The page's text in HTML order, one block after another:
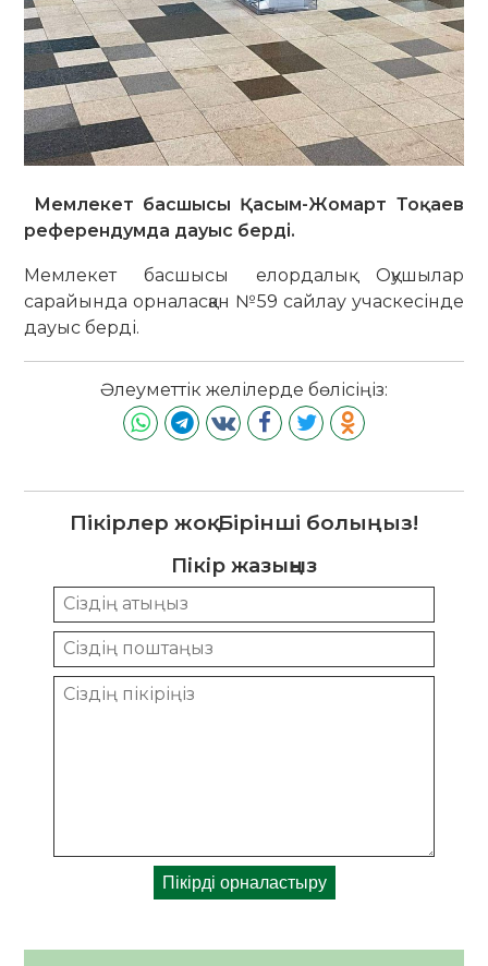
Мемлекет басшысы Қасым-Жомарт Тоқаев
референдумда дауыс берді.
Мемлекет басшысы елордалық Оқушылар
сарайында орналасқан №59 сайлау учаскесінде
дауыс берді.
Әлеуметтік желілерде бөлісіңіз:
Пікірлер жоқ. Бірінші болыңыз!
Пікір жазыңыз